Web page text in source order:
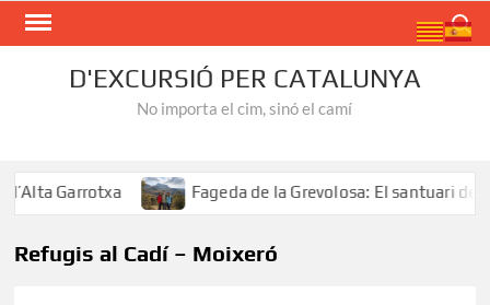
Skip
D'EXCURSIÓ PER CATALUNYA
No importa el cim, sinó el camí
Garrotxa Fageda de la Grevolosa: El santuari dels
Refugis al Cadí – Moixeró